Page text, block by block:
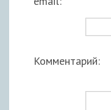
Комментарий: